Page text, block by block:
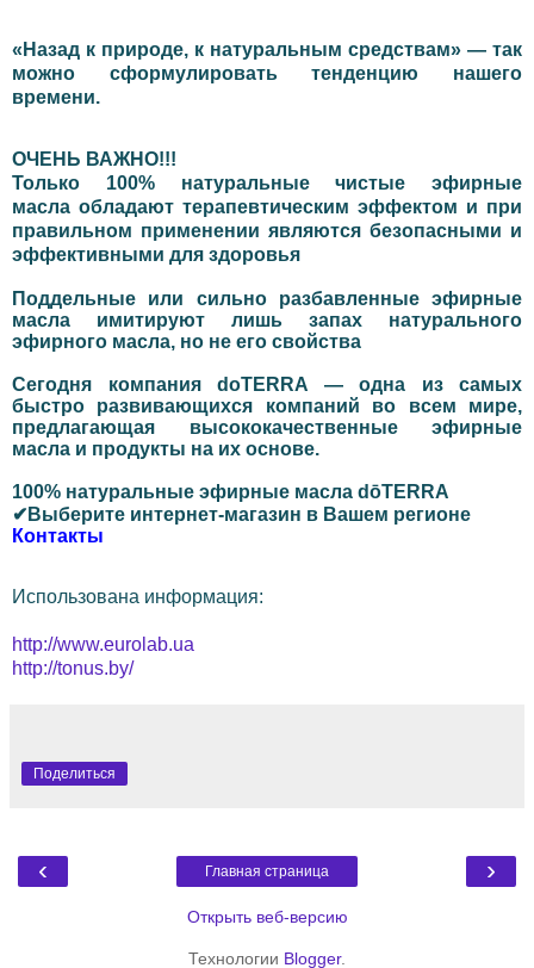
«Назад к природе, к натуральным средствам» — так
можно сформулировать тенденцию нашего
времени.
ОЧЕНЬ ВАЖНО!!!
Только 100% натуральные чистые эфирные
масла обладают терапевтическим эффектом и при
правильном применении являются безопасными и
эффективными для здоровья
Поддельные или сильно разбавленные эфирные
масла имитируют лишь запах натурального
эфирного масла, но не его свойства
Сегодня компания doTERRA — одна из самых
быстро развивающихся компаний во всем мире,
предлагающая высококачественные эфирные
масла и продукты на их основе.
100% натуральные эфирные масла dōTERRA
✔Выберите интернет-магазин в Вашем регионе
Контакты
Использована информация:
http://www.eurolab.ua
http://tonus.by/
Поделиться
‹ ›
Главная страница
Открыть веб-версию
Технологии Blogger.